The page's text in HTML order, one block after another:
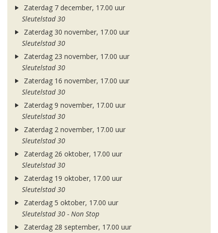
Zaterdag 7 december, 17.00 uur
Sleutelstad 30
Zaterdag 30 november, 17.00 uur
Sleutelstad 30
Zaterdag 23 november, 17.00 uur
Sleutelstad 30
Zaterdag 16 november, 17.00 uur
Sleutelstad 30
Zaterdag 9 november, 17.00 uur
Sleutelstad 30
Zaterdag 2 november, 17.00 uur
Sleutelstad 30
Zaterdag 26 oktober, 17.00 uur
Sleutelstad 30
Zaterdag 19 oktober, 17.00 uur
Sleutelstad 30
Zaterdag 5 oktober, 17.00 uur
Sleutelstad 30 - Non Stop
Zaterdag 28 september, 17.00 uur